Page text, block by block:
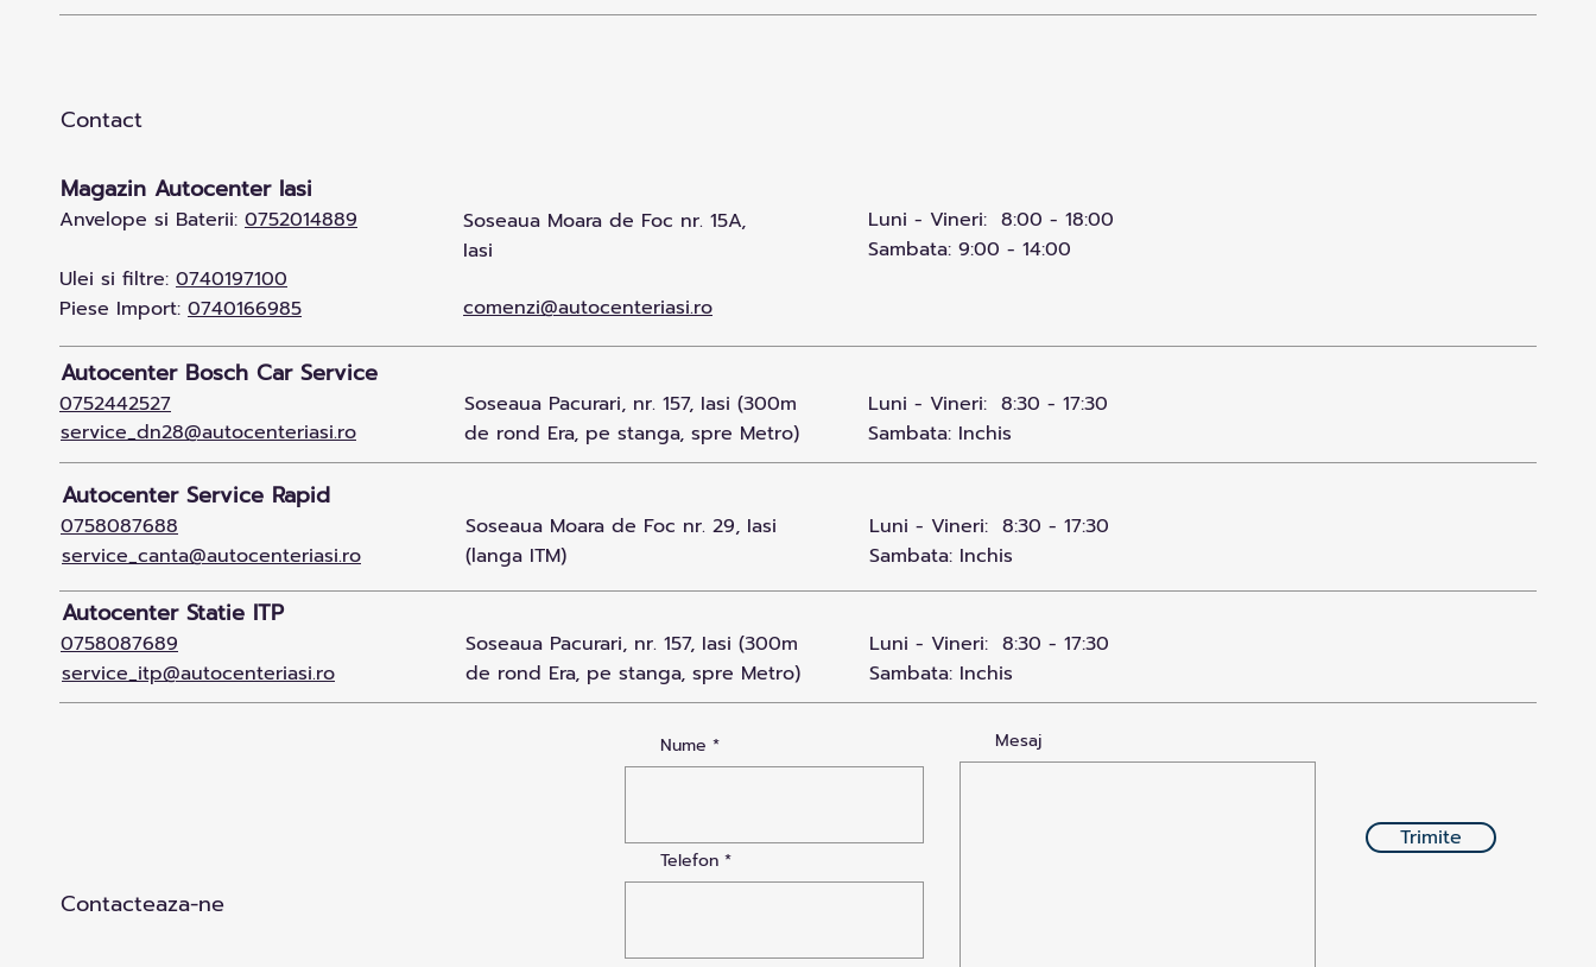
Contact
Magazin Autocenter Iasi
Anvelope si Baterii: 0752014889
Ulei si filtre: 0740197100
Piese Import: 0740166985
Soseaua Moara de Foc nr. 15A,
Iasi
comenzi@autocenteriasi.ro
Luni - Vineri: 8:00 - 18:00
Sambata: 9:00 - 14:00
Autocenter Bosch Car Service
service_dn28@autocenteriasi.ro
0752442527
Soseaua Pacurari, nr. 157, Iasi (300m
de rond Era, pe stanga, spre Metro)
Luni - Vineri: 8:30 - 17:30
Sambata: Inchis
Autocenter Service Rapid
0758087688
service_canta@autocenteriasi.ro
Soseaua Moara de Foc nr. 29, Iasi
(langa ITM)
Luni - Vineri: 8:30 - 17:30
Sambata: Inchis
Autocenter Statie ITP
0758087689
service_itp@autocenteriasi.ro
Soseaua Pacurari, nr. 157, Iasi (300m
de rond Era, pe stanga, spre Metro)
Luni - Vineri: 8:30 - 17:30
Sambata: Inchis
Contacteaza-ne
Nume
Telefon
Mesaj
Trimite